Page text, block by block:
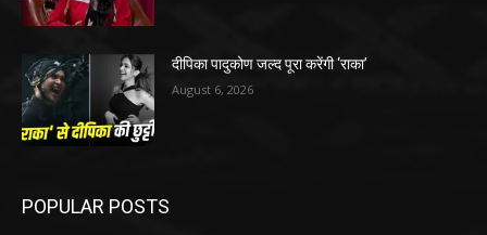
दीपिका पादुकोण जल्द पूरा करेंगी ‘राका’
August 6, 2026
POPULAR POSTS